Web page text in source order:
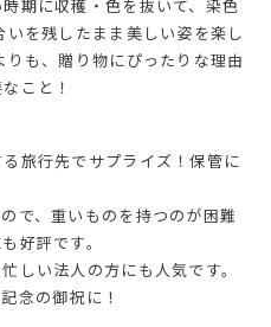
期に収穫・色を抜いて、染色
を残したまま美しい姿を楽し
も、贈り物にぴったりな理由
こと！
旅行先でサプライズ！保管に
で、重いものを持つのが困難
好評です。
しい法人の方にも人気です。
念の御祝に！